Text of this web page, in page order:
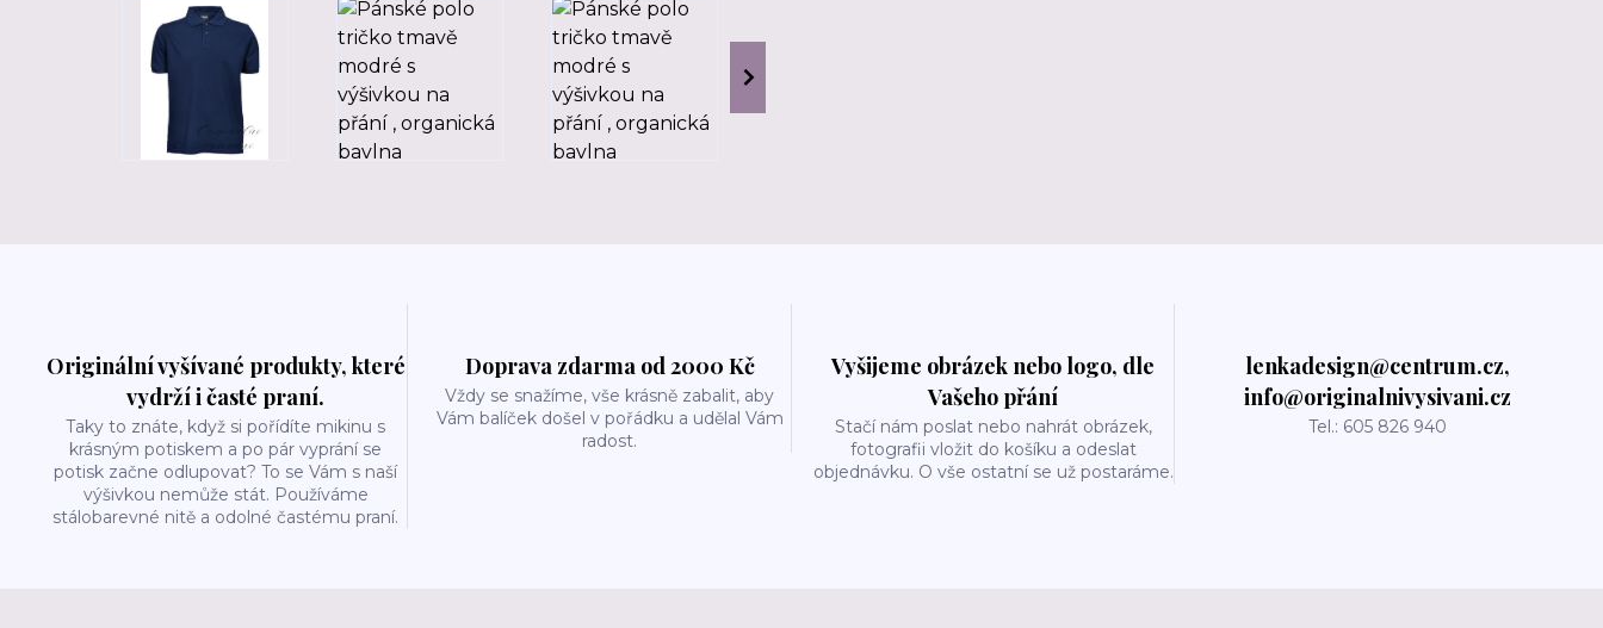
Originální vyšívané produkty, které
vydrží i časté praní.
Taky to znáte, když si pořídíte mikinu s
krásným potiskem a po pár vyprání se
potisk začne odlupovat? To se Vám s naší
výšivkou nemůže stát. Používáme
stálobarevné nitě a odolné častému praní.
Doprava zdarma od 2000 Kč
Vždy se snažíme, vše krásně zabalit, aby
Vám balíček došel v pořádku a udělal Vám
radost.
Vyšijeme obrázek nebo logo, dle
Vašeho přání
Stačí nám poslat nebo nahrát obrázek,
fotografii vložit do košíku a odeslat
objednávku. O vše ostatní se už postaráme.
lenkadesign@centrum.cz,
info@originalnivysivani.cz
Tel.: 605 826 940